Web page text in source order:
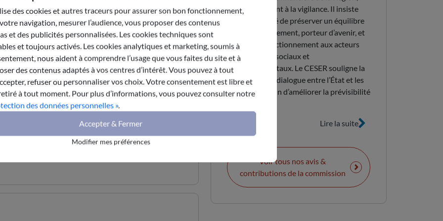
clairement les outils que sont les deux
plan unifié : son positionnement doit ressortir
d’intervention publique, tels que les
REGION AUVERGNE-RHONE-
Envoyer par e-mail
tout en appelant à la vigilance. Il insiste
sur la nécessité de préserver un équilibre
entre investissement, porteur d’avenir, et
soutien au fonctionnement aux acteurs
économiques, sociaux et
environnementaux. Le CESER souligne la
nécessité d’un dialogue entre l’État et les
collectivités afin d’améliorer la prévisibilité
Lire la suite
Voir tous nos avis &
contributions de la commission
des cookies et autres traceurs pour assurer son bon fonctionnement,
navigation, mesurer l’audience, vous proposer des contenus
et des publicités personnalisées. Les cookies techniques sont
et toujours activés. Les cookies analytiques et marketing, soumis à
nous aident à comprendre l’usage que vous faites du site et à
des contenus adaptés à vos centres d’intérêt. Vous pouvez à tout
refuser ou personnaliser vos choix. Votre consentement est libre et
à tout moment. Pour plus d’informations, vous pouvez consulter notre
des données personnelles ».
Accepter & Fermer
Modifier mes préférences